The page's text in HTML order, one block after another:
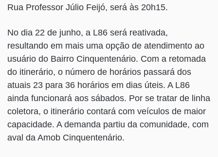
Rua Professor Júlio Feijó, será às 20h15.
No dia 22 de junho, a L86 será reativada,
resultando em mais uma opção de atendimento ao
usuário do Bairro Cinquentenário. Com a retomada
do itinerário, o número de horários passará dos
atuais 23 para 36 horários em dias úteis. A L86
ainda funcionará aos sábados. Por se tratar de linha
coletora, o itinerário contará com veículos de maior
capacidade. A demanda partiu da comunidade, com
aval da Amob Cinquentenário.